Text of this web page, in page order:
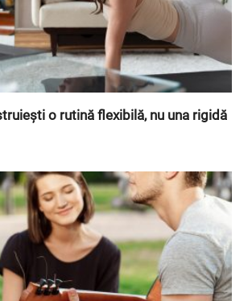
o rutină flexibilă, nu una rigidă